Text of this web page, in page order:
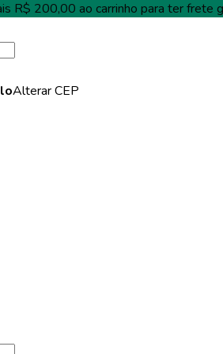
R$ 200,00 ao carrinho para terfrete
AlterarCEP